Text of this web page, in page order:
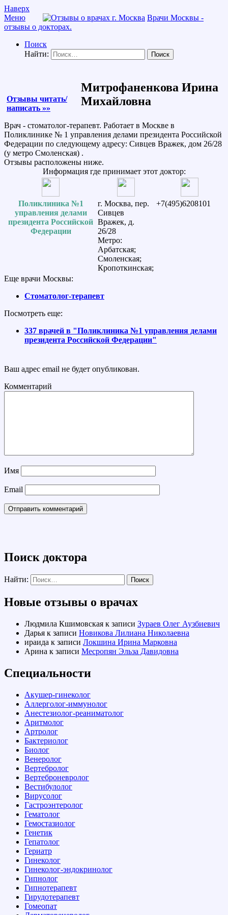
Наверх
Меню
Врачи Москвы -
отзывы о докторах.
Поиск
Найти:
Отзывы читать/
написать »»
Митрофаненкова Ирина
Михайловна
Врач - стоматолог-терапевт. Работает в Москве в
Поликлинике № 1 управления делами президента Российской
Федерации по следующему адресу: Сивцев Вражек, дом 26/28
(у метро Смоленская) .
Отзывы расположены ниже.
Информация где принимает этот доктор:
Поликлиника №1
управления делами
президента Российской
Федерации
г. Москва, пер.
Сивцев
Вражек, д.
26/28
Метро:
Арбатская;
Смоленская;
Кропоткинская;
+7(495)6208101
Еще врачи Москвы:
Стоматолог-терапевт
Посмотреть еще:
337 врачей в "Поликлиника №1 управления делами
президента Российской Федерации"
Ваш адрес email не будет опубликован.
Комментарий
Имя
Email
Поиск доктора
Найти:
Новые отзывы о врачах
Людмила Кшимовская к записи Зураев Олег Аузбиевич
Дарья к записи Новикова Лилиана Николаевна
ираида к записи Локшина Ирина Марковна
Арина к записи Месропян Эльза Давидовна
Специальности
Акушер-гинеколог
Аллерголог-иммунолог
Анестезиолог-реаниматолог
Аритмолог
Артролог
Бактериолог
Биолог
Венеролог
Вертебролог
Вертеброневролог
Вестибулолог
Вирусолог
Гастроэнтеролог
Гематолог
Гемостазиолог
Генетик
Гепатолог
Гериатр
Гинеколог
Гинеколог-эндокринолог
Гипнолог
Гипнотерапевт
Гирудотерапевт
Гомеопат